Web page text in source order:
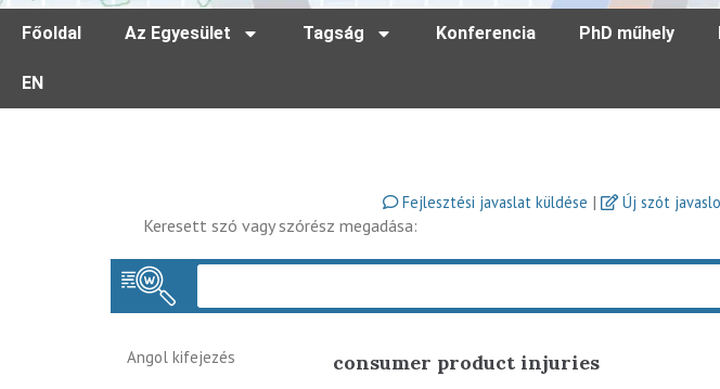
Főoldal Az Egyesület Tagság Konferencia PhD műhely
EN
Fejlesztési javaslat küldése | Új szót
Keresett szó vagy szórész megadása:
Angol kifejezés consumer product injuries